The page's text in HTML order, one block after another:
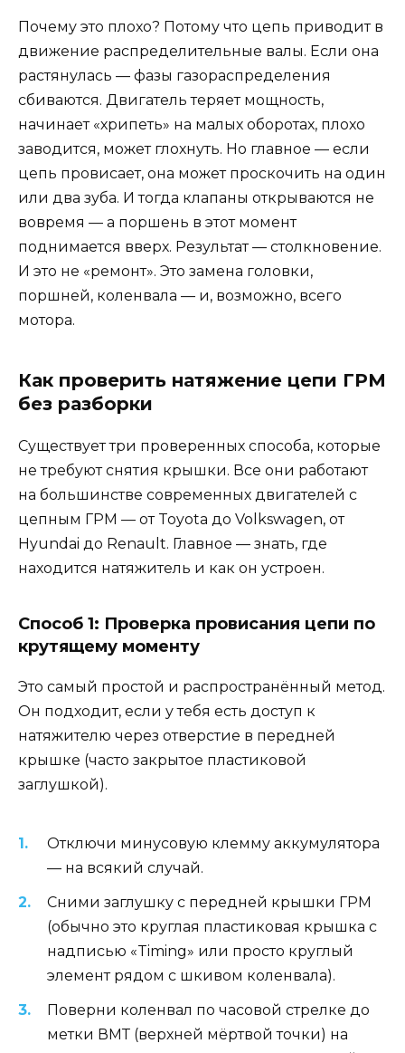
Почему это плохо? Потому что цепь приводит в
движение распределительные валы. Если она
растянулась — фазы газораспределения
сбиваются. Двигатель теряет мощность,
начинает «хрипеть» на малых оборотах, плохо
заводится, может глохнуть. Но главное — если
цепь провисает, она может проскочить на один
или два зуба. И тогда клапаны открываются не
вовремя — а поршень в этот момент
поднимается вверх. Результат — столкновение.
И это не «ремонт». Это замена головки,
поршней, коленвала — и, возможно, всего
мотора.
Как проверить натяжение цепи ГРМ
без разборки
Существует три проверенных способа, которые
не требуют снятия крышки. Все они работают
на большинстве современных двигателей с
цепным ГРМ — от Toyota до Volkswagen, от
Hyundai до Renault. Главное — знать, где
находится натяжитель и как он устроен.
Способ 1: Проверка провисания цепи по
крутящему моменту
Это самый простой и распространённый метод.
Он подходит, если у тебя есть доступ к
натяжителю через отверстие в передней
крышке (часто закрытое пластиковой
заглушкой).
Отключи минусовую клемму аккумулятора
— на всякий случай.
Сними заглушку с передней крышки ГРМ
(обычно это круглая пластиковая крышка с
надписью «Timing» или просто круглый
элемент рядом с шкивом коленвала).
Поверни коленвал по часовой стрелке до
метки ВМТ (верхней мёртвой точки) на